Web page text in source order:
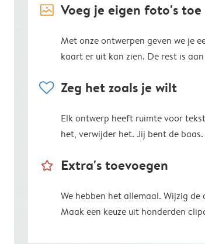
image_placeholder Voeg je eigen foto's toe
Met onze ontwerpen geven we je
kaart er uit kan zien. De rest is
heart Zeg het zoals je wilt
Elk ontwerp heeft ruimte voor
het, verwijder het. Jij bent de baas.
star_outline Extra's toevoegen
We hebben het allemaal. Wijzig
Maak een keuze uit honderden